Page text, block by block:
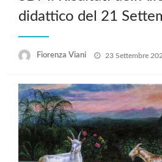
didattico del 21
Fiorenza Viani
Posted
23 Settembre